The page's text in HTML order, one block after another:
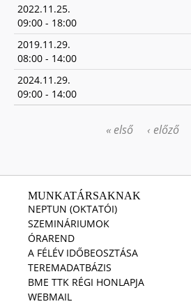
2022.11.25.
09:00 - 18:00
2019.11.29.
08:00 - 14:00
2024.11.29.
09:00 - 14:00
« első ‹ előző
MUNKATÁRSAKNAK
NEPTUN (OKTATÓI)
SZEMINÁRIUMOK
ÓRAREND
A FÉLÉV IDŐBEOSZTÁSA
TEREMADATBÁZIS
BME TTK RÉGI HONLAPJA
WEBMAIL